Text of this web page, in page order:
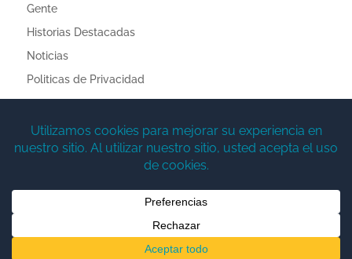
Gente
Historias Destacadas
Noticias
Politicas de Privacidad
Acceder
Feed de comentarios